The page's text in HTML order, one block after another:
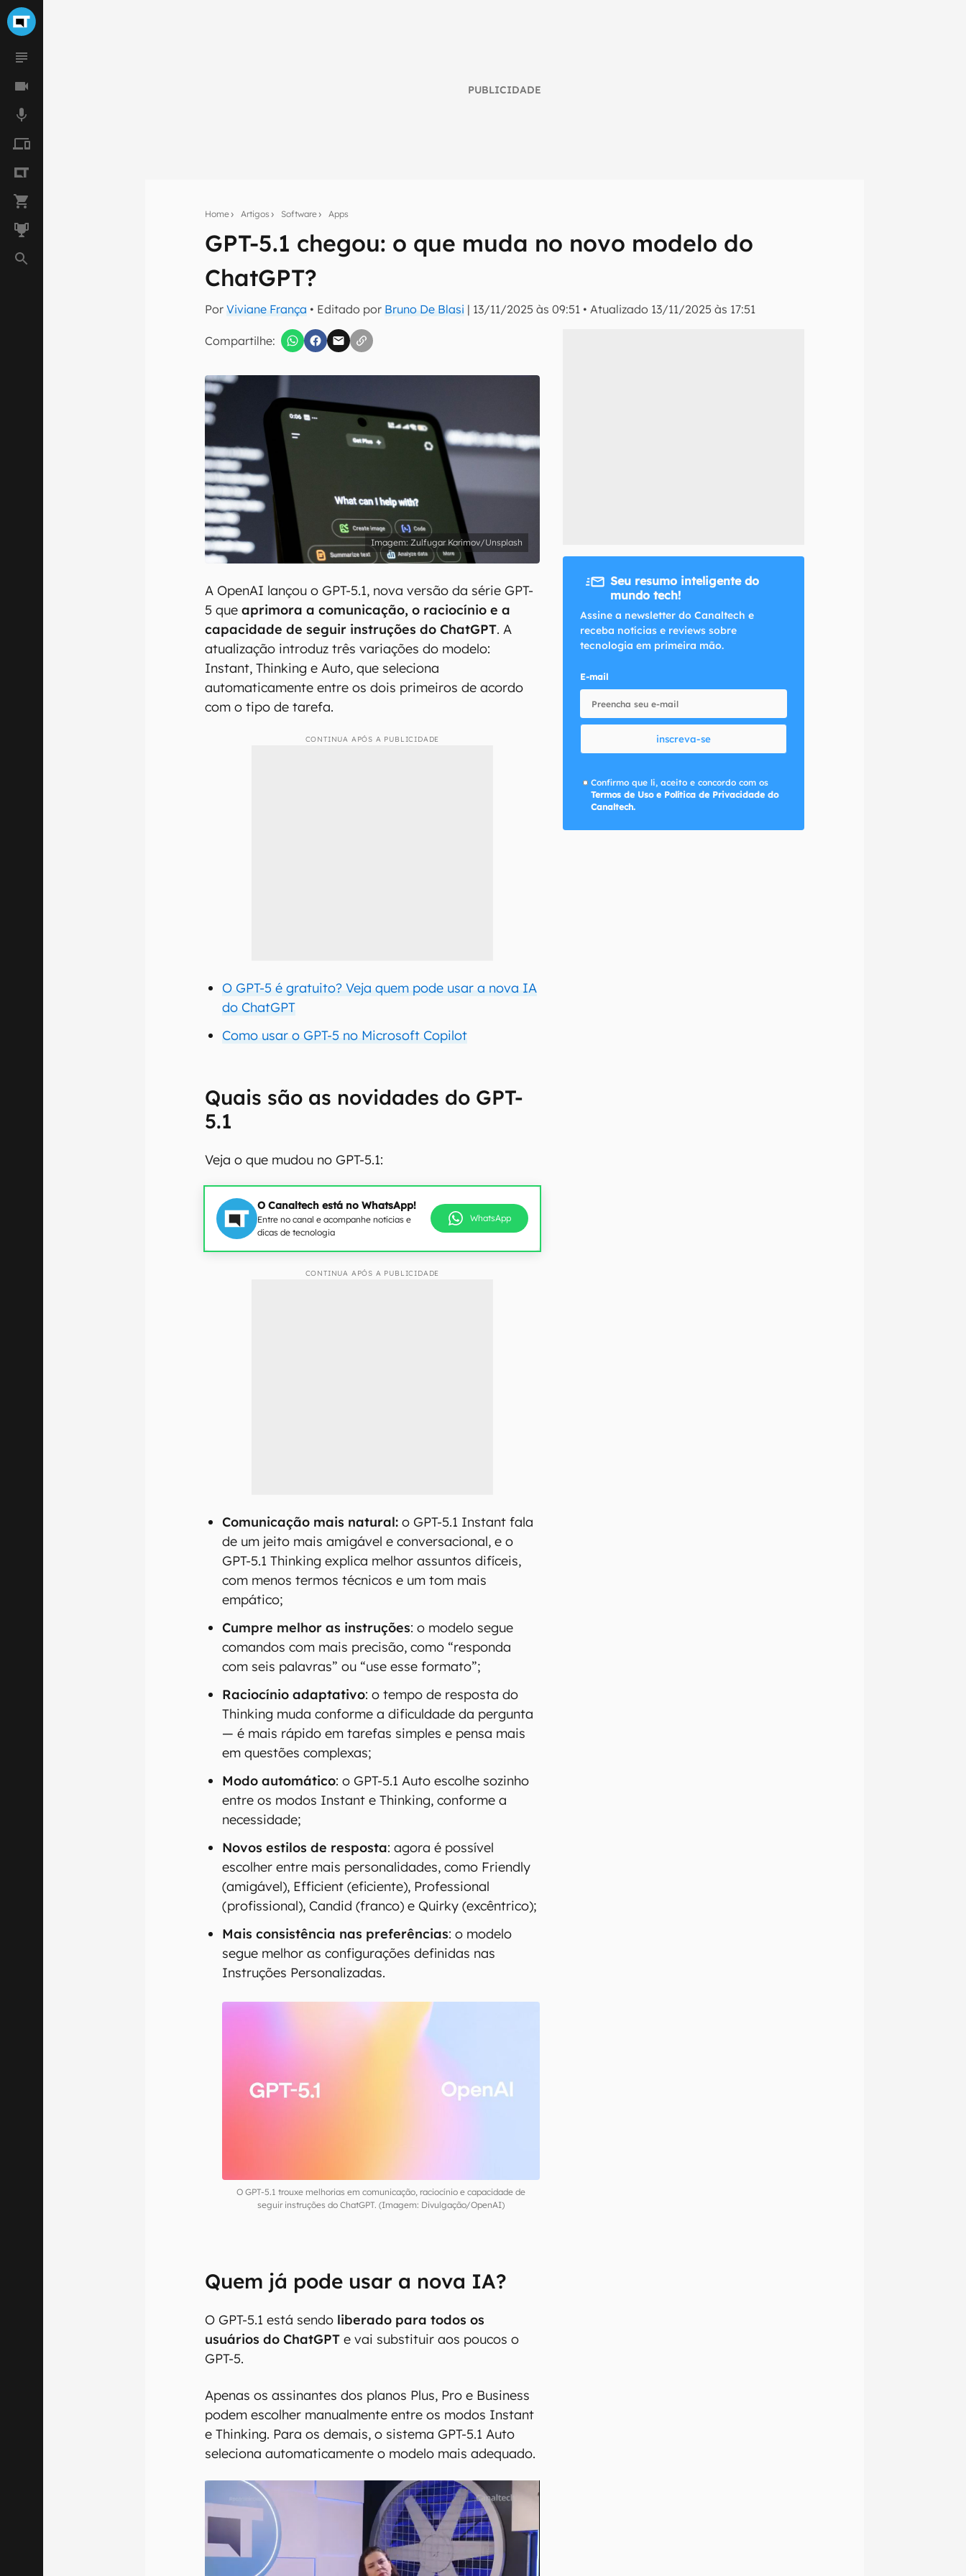
PUBLICIDADE
Home Artigos Software Apps
GPT-5.1 chegou: o que muda no novo modelo do
ChatGPT?
PorViviane França • Editado por Bruno De Blasi | 13/11/2025 às 09:51 •Atualizado 13/11/2025 às 17:51
Compartilhe:
Seu resumo inteligente do mundo tech!
Assine a newsletter do Canaltech e receba notícias e reviews sobre tecnologia em primeira
Confirmo que li, aceito e concordo com os Termos de Uso e Política de Privacidade do Canaltech.
Zulfugar Karimov/Unsplash
A OpenAI lançou o GPT-5.1, nova versão da série GPT-
5 queaprimora a comunicação, o raciocínio e a
capacidade de seguir instruções do ChatGPT. A
atualização introduz três variações do modelo:
Instant, Thinking e Auto, que seleciona
automaticamente entre os dois primeiros de acordo
com o tipo de tarefa.
CONTINUA APÓS A PUBLICIDADE
O GPT-5 é gratuito? Veja quem pode usar a nova IA
do ChatGPT
Como usar o GPT-5 no Microsoft Copilot
Quais são as novidades do GPT-
5.1
Veja o que mudou no GPT-5.1:
O Canaltech está no WhatsApp!
Entre no canal e acompanhe notícias e
dicas de tecnologia
WhatsApp
CONTINUA APÓS A PUBLICIDADE
Comunicação mais natural: o GPT-5.1 Instant fala
de um jeito mais amigável e conversacional, e o
GPT-5.1 Thinking explica melhor assuntos difíceis,
com menos termos técnicos e um tom mais
empático;
Cumpre melhor as instruções: o modelo segue
comandos com mais precisão, como “responda
com seis palavras” ou “use esse formato”;
Raciocínio adaptativo: o tempo de resposta do
Thinking muda conforme a dificuldade da pergunta
— é mais rápido em tarefas simples e pensa mais
em questões complexas;
Modo automático: o GPT-5.1 Auto escolhe sozinho
entre os modos Instant e Thinking, conforme a
necessidade;
Novos estilos de resposta: agora é possível
escolher entre mais personalidades, como Friendly
(amigável), Efficient (eficiente), Professional
(profissional), Candid (franco) e Quirky (excêntrico);
Mais consistência nas preferências: o modelo
segue melhor as configurações definidas nas
Instruções Personalizadas.
O GPT-5.1 trouxe melhorias em comunicação, raciocínio e capacidade de
seguir instruções do ChatGPT. (Imagem: Divulgação/OpenAI)
Quem já pode usar a nova IA?
O GPT-5.1 está sendo liberado para todos os
usuários do ChatGPT e vai substituir aos poucos o
GPT-5.
Apenas os assinantes dos planos Plus, Pro e Business
podem escolher manualmente entre os modos Instant
e Thinking. Para os demais, o sistema GPT-5.1 Auto
seleciona automaticamente o modelo mais adequado.
Seu resumo inteligente do
mundo tech!
Assine a newsletter do Canaltech e
receba notícias e reviews sobre
tecnologia em primeira mão.
E-mail
inscreva-se
Confirmo que li, aceito e concordo com os
Termos de Uso e Política de Privacidade do
Canaltech.